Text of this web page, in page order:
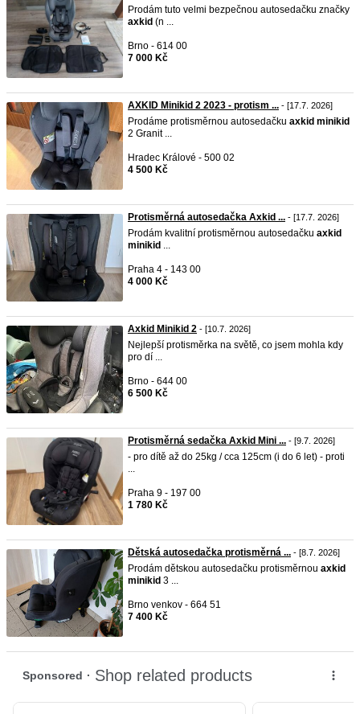
Prodám tuto velmi bezpečnou autosedačku značky
axkid (n ...
Brno - 614 00
7 000 Kč
AXKID Minikid 2 2023 - protism ... - [17.7. 2026]
Prodáme protisměrnou autosedačku axkid minikid
2 Granit ...
Hradec Králové - 500 02
4 500 Kč
Protisměrná autosedačka Axkid ... - [17.7. 2026]
Prodám kvalitní protisměrnou autosedačku axkid
minikid ...
Praha 4 - 143 00
4 000 Kč
Axkid Minikid 2 - [10.7. 2026]
Nejlepší protisměrka na světě, co jsem mohla kdy
pro dí ...
Brno - 644 00
6 500 Kč
Protisměrná sedačka Axkid Mini ... - [9.7. 2026]
- pro dítě až do 25kg / cca 125cm (i do 6 let) - proti
...
Praha 9 - 197 00
1 780 Kč
Dětská autosedačka protisměrná ... - [8.7. 2026]
Prodám dětskou autosedačku protisměrnou axkid
minikid 3 ...
Brno venkov - 664 51
7 400 Kč